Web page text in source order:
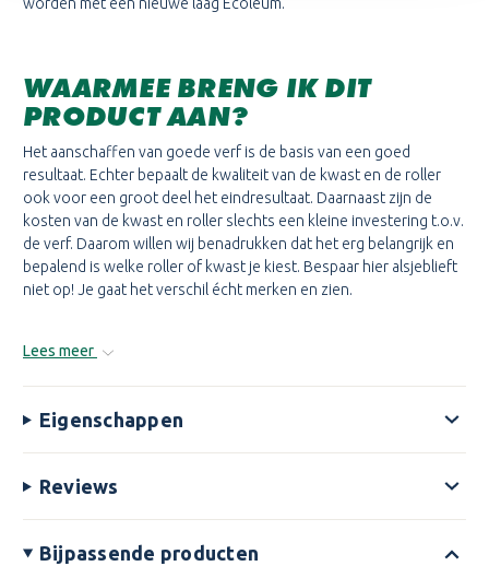
WAARMEE BRENG IK DIT
PRODUCT AAN?
Het aanschaffen van goede verf is de basis van een goed
resultaat. Echter bepaalt de kwaliteit van de kwast en de roller
ook voor een groot deel het eindresultaat. Daarnaast zijn de
kosten van de kwast en roller slechts een kleine investering t.o.v.
de verf. Daarom willen wij benadrukken dat het erg belangrijk en
bepalend is welke roller of kwast je kiest. Bespaar hier alsjeblieft
niet op! Je gaat het verschil écht merken en zien.
Lees meer
Eigenschappen
Reviews
Bijpassende producten